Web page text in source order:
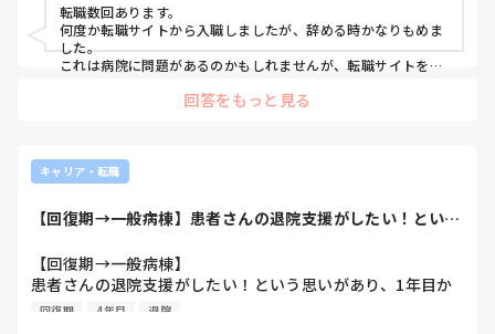
転職数回あります。
何度か転職サイトから入職しましたが、辞める時かなりもめま
した。
これは病院に問題があるのかもしれませんが、転職サイトを利
就職する病院はかなりの手数料をサイト側に支払います。短期
回答をもっと見る
キャリア・転職
【回復期→一般病棟】患者さんの退院支援がしたい！という
【回復期→一般病棟】
患者さんの退院支援がしたい！という思いがあり、1年目か
ら回リハへ入職しました。
回復期 4年目 退院